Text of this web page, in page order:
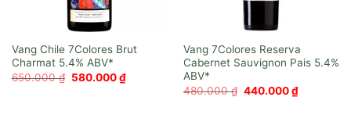
Vang Chile 7Colores Brut
Charmat
650.000₫ Giá
gốc
580.000₫Giá
hiện
Vang 7Colores Reserva
Cabernet Sauvignon Pais
480.000₫ Giá
gốc
440.000₫Giá
hiện